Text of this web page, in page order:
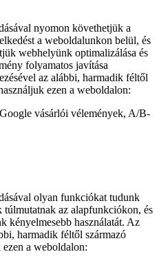
nyomon követhetjük a
a weboldalunkon belül, és
webhelyünk optimalizálása és
folyamatos javítása
az alábbi, harmadik féltől
ezen a weboldalon:
vásárlói vélemények, A/B-
olyan funkciókat tudunk
az alapfunkciókon, és
kényelmesebb használatát. Az
harmadik féltől származó
a weboldalon: